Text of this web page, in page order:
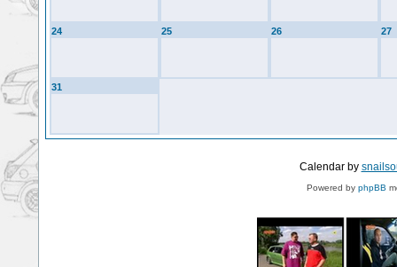
24 25 26 27
31
Calendar by
Powered by phpBB